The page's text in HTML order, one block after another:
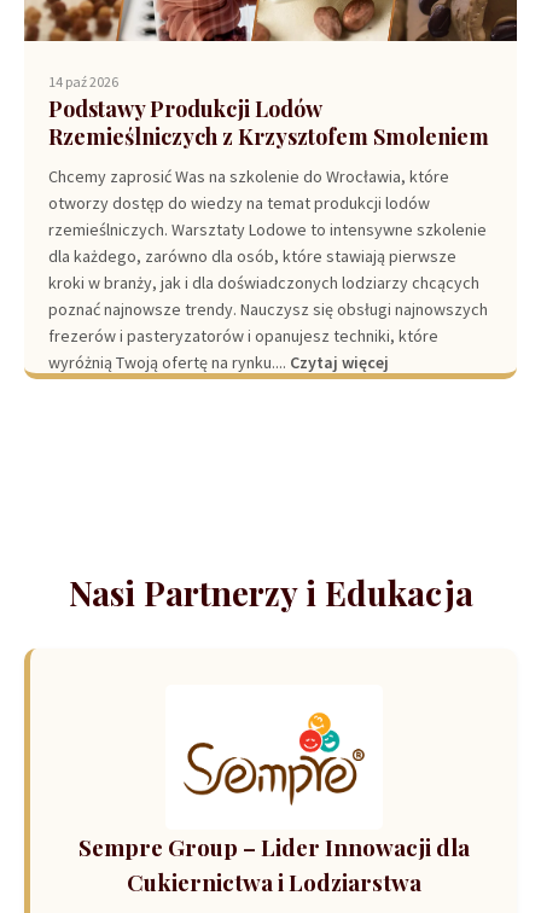
14 paź 2026
Podstawy Produkcji Lodów
Rzemieślniczych z Krzysztofem Smoleniem
Chcemy zaprosić Was na szkolenie do Wrocławia, które
otworzy dostęp do wiedzy na temat produkcji lodów
rzemieślniczych. Warsztaty Lodowe to intensywne szkolenie
dla każdego, zarówno dla osób, które stawiają pierwsze
kroki w branży, jak i dla doświadczonych lodziarzy chcących
poznać najnowsze trendy. Nauczysz się obsługi najnowszych
frezerów i pasteryzatorów i opanujesz techniki, które
wyróżnią Twoją ofertę na rynku.... Czytaj więcej
Nasi Partnerzy i Edukacja
Sempre Group – Lider Innowacji dla
Cukiernictwa i Lodziarstwa